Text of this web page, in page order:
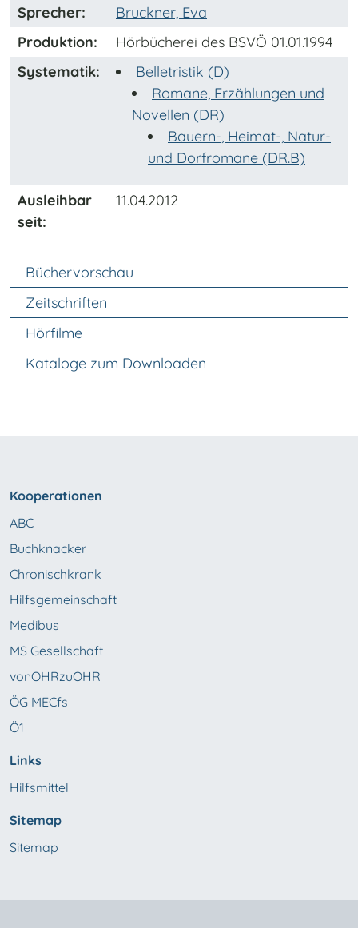
Sprecher:
Bruckner, Eva
Produktion:
Hörbücherei des BSVÖ 01.01.1994
Systematik:
Belletristik (D)
Romane, Erzählungen und
Novellen (DR)
Bauern-, Heimat-, Natur-
und Dorfromane (DR.B)
Ausleihbar
seit:
11.04.2012
Unter Navigation
Büchervorschau
Zeitschriften
Hörfilme
Kataloge zum Downloaden
Kooperationen
ABC
Buchknacker
Chronischkrank
Hilfsgemeinschaft
Medibus
MS Gesellschaft
vonOHRzuOHR
ÖG MECfs
Ö1
Links
Hilfsmittel
Sitemap
Sitemap